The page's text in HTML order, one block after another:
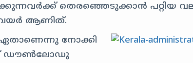
തെരഞ്ഞെടുക്കാൻ പറ്റിയ
ആണിത്.
ഏതാണെന്നു നോക്കി
ഡൗൺലോഡു